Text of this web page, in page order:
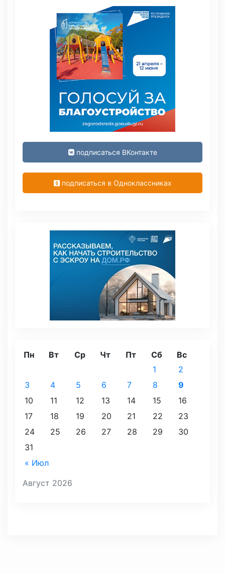
подписаться ВКонтакте
подписаться в Одноклассниках
Август 2026
Пн Вт Ср Чт Пт Сб Вс
« Июл
1
2
3
4 5 6 7 8
9
10
11 12 13 14 15
16
17
18 19 20 21 22
23
24
25 26 27 28 29
30
31